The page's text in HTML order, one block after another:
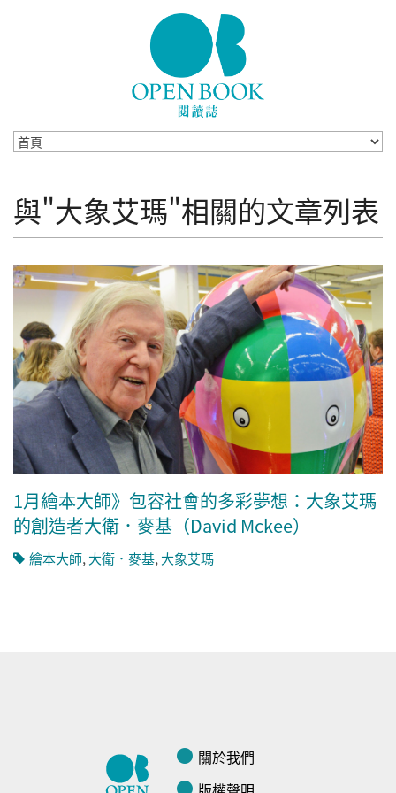
與"大象艾瑪"相關的文章列表
1月繪本大師》包容社會的多彩夢想：大象艾瑪
的創造者大衛．麥基（David Mckee）
繪本大師,大衛．麥基,大象艾瑪
關於我們